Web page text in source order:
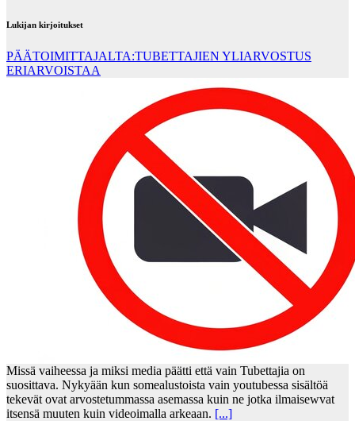
Lukijan kirjoitukset
PÄÄTOIMITTAJALTA:TUBETTAJIEN YLIARVOSTUS
ERIARVOISTAA
Missä vaiheessa ja miksi media päätti että vain Tubettajia on
suosittava. Nykyään kun somealustoista vain youtubessa sisältöä
tekevät ovat arvostetummassa asemassa kuin ne jotka ilmaisewvat
itsensä muuten kuin videoimalla arkeaan. [...]